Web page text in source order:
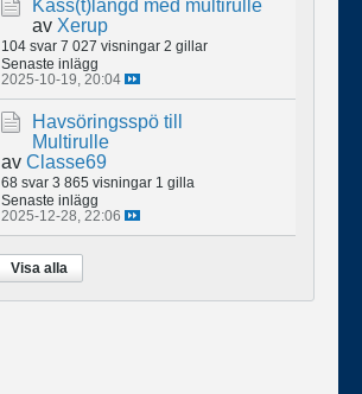
Kass(t)längd med multirulle
av Xerup
104 svar 7 027 visningar 2 gillar
Senaste inlägg
2025-10-19, 20:04
Havsöringsspö till
Multirulle
av Classe69
68 svar 3 865 visningar 1 gilla
Senaste inlägg
2025-12-28, 22:06
Visa alla